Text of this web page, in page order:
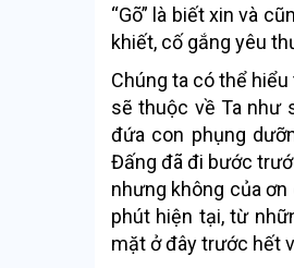
“Gõ” là biết xin và
khiết, cố gắng yêu
Chúng ta có thể
sẽ thuộc về Ta như
đứa con phụng
Đấng đã đi bước
nhưng không của
phút hiện tại, từ
mặt ở đây trước hết